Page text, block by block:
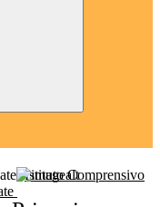
Istituto Comprensivo